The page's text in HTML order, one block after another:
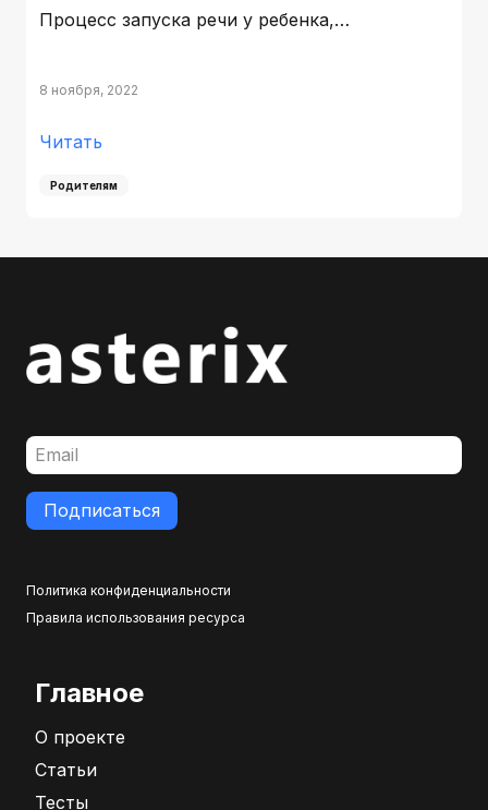
Процесс запуска речи у ребенка,…
8 ноября, 2022
Читать
Родителям
Подписаться
Политика конфиденциальности
Правила использования ресурса
Главное
О проекте
Статьи
Тесты